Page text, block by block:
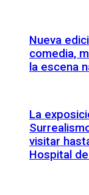
Nueva
comedia,
la escena
La
visitar
Hospital